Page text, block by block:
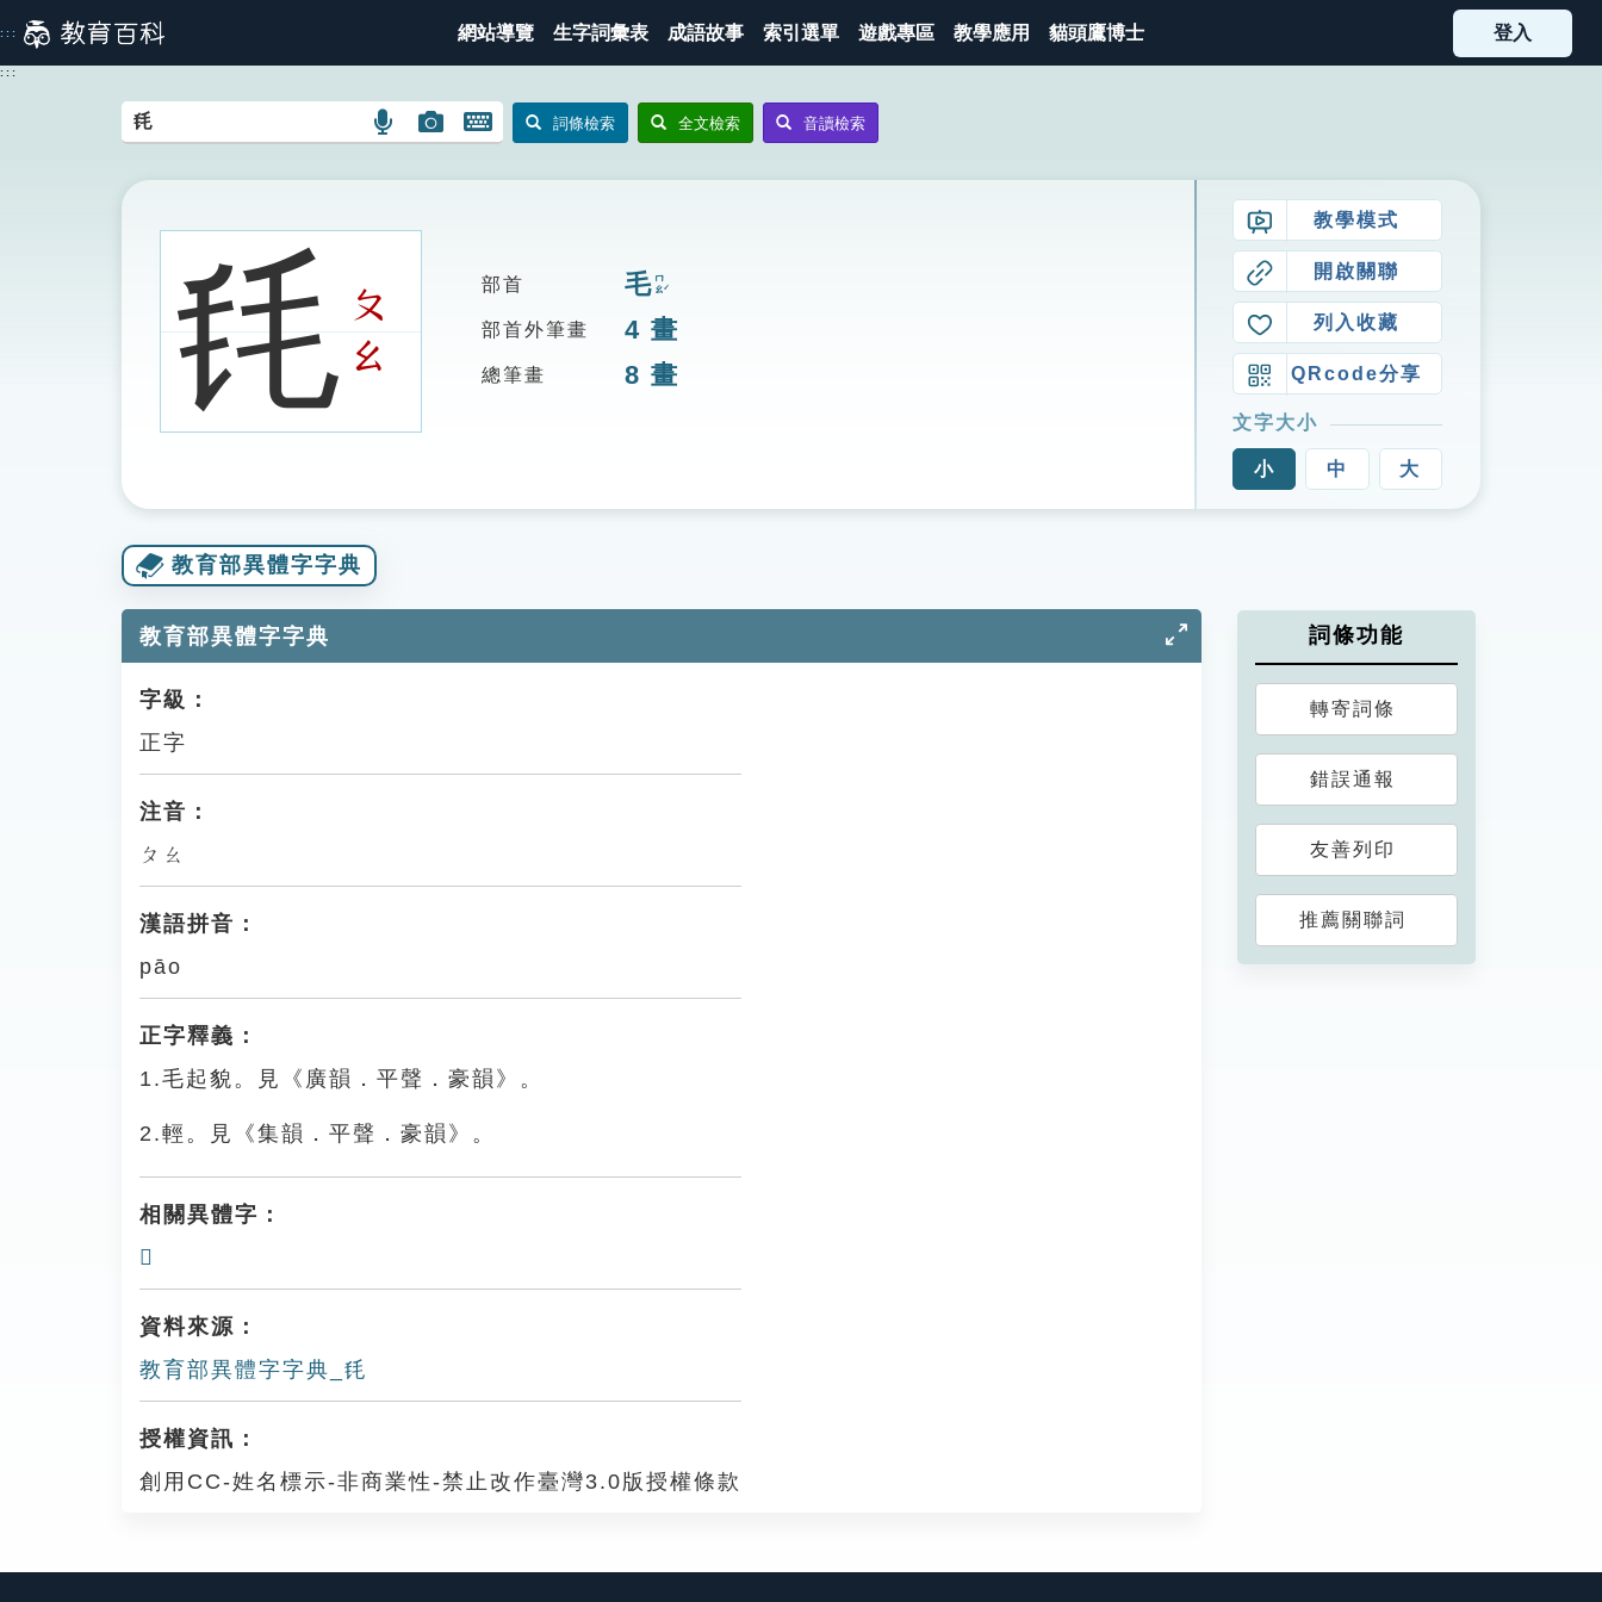
到
主
::: 網站導覽 生字詞彙表 成語故事 索引選單 遊戲專區 教學應用 貓頭鷹博士 登入
:::
語
搜
圖
圖
搜
開
鍵
詞條檢索 全文檢索 音讀檢索
㲏ㄆ
ㄠ
部首 毛ㄇㄠˊ
部首外筆畫 4 畫
總筆畫 8 畫
教學模式
開啟關聯
列入收藏
QRcode分享
文字大小
小 中 大
教育部異體字字典
教育部異體字字典
字級：
正字
注音：
ㄆㄠ
漢語拼音：
pāo
正字釋義：
1.毛起貌。見《廣韻．平聲．豪韻》。
2.輕。見《集韻．平聲．豪韻》。
相關異體字：
𣬢
資料來源：
教育部異體字字典_㲏
授權資訊：
創用CC-姓名標示-非商業性-禁止改作臺灣3.0版授權條款
詞條功能
轉寄詞條
錯誤通報
友善列印
推薦關聯詞